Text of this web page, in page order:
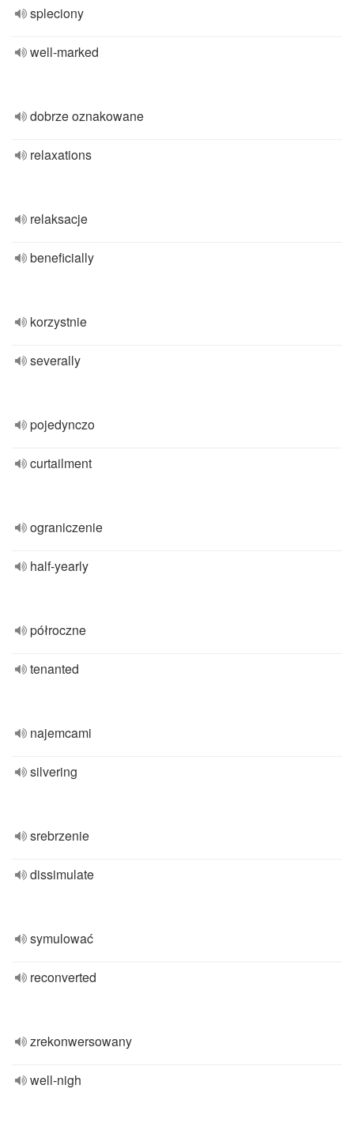
spleciony
well-marked
dobrze oznakowane
relaxations
relaksacje
beneficially
korzystnie
severally
pojedynczo
curtailment
ograniczenie
half-yearly
półroczne
tenanted
najemcami
silvering
srebrzenie
dissimulate
symulować
reconverted
zrekonwersowany
well-nigh